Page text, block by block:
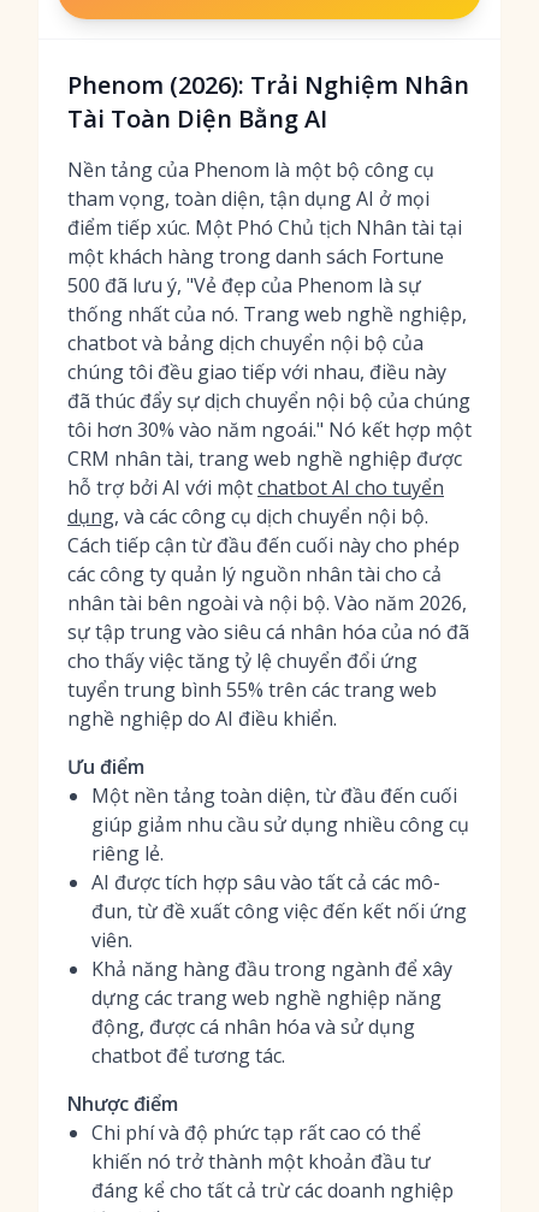
Phenom (2026): Trải Nghiệm Nhân
Tài Toàn Diện Bằng AI
Nền tảng của Phenom là một bộ công cụ
tham vọng, toàn diện, tận dụng AI ở mọi
điểm tiếp xúc. Một Phó Chủ tịch Nhân tài tại
một khách hàng trong danh sách Fortune
500 đã lưu ý, "Vẻ đẹp của Phenom là sự
thống nhất của nó. Trang web nghề nghiệp,
chatbot và bảng dịch chuyển nội bộ của
chúng tôi đều giao tiếp với nhau, điều này
đã thúc đẩy sự dịch chuyển nội bộ của chúng
tôi hơn 30% vào năm ngoái." Nó kết hợp một
CRM nhân tài, trang web nghề nghiệp được
hỗ trợ bởi AI với mộtchatbot AI cho tuyển
dụng, và các công cụ dịch chuyển nội bộ.
Cách tiếp cận từ đầu đến cuối này cho phép
các công ty quản lý nguồn nhân tài cho cả
nhân tài bên ngoài và nội bộ. Vào năm 2026,
sự tập trung vào siêu cá nhân hóa của nó đã
cho thấy việc tăng tỷ lệ chuyển đổi ứng
tuyển trung bình 55% trên các trang web
nghề nghiệp do AI điều khiển.
Ưu điểm
Một nền tảng toàn diện, từ đầu đến cuối
giúp giảm nhu cầu sử dụng nhiều công cụ
riêng lẻ.
AI được tích hợp sâu vào tất cả các mô-
đun, từ đề xuất công việc đến kết nối ứng
viên.
Khả năng hàng đầu trong ngành để xây
dựng các trang web nghề nghiệp năng
động, được cá nhân hóa và sử dụng
chatbot để tương tác.
Nhược điểm
Chi phí và độ phức tạp rất cao có thể
khiến nó trở thành một khoản đầu tư
đáng kể cho tất cả trừ các doanh nghiệp